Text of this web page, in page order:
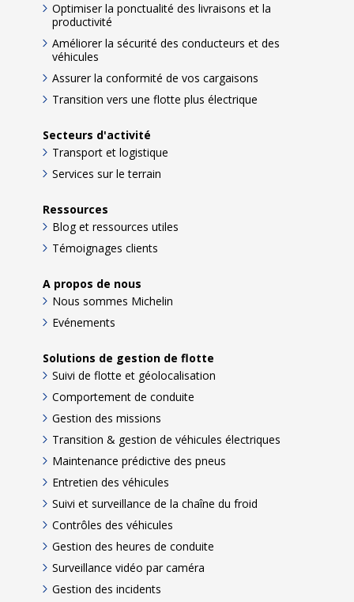
Optimiser la ponctualité des livraisons et la
productivité
Améliorer la sécurité des conducteurs et des
véhicules
Assurer la conformité de vos cargaisons
Transition vers une flotte plus électrique
Secteurs d'activité
Transport et logistique
Services sur le terrain
Ressources
Blog et ressources utiles
Témoignages clients
A propos de nous
Nous sommes Michelin
Evénements
Solutions de gestion de flotte
Suivi de flotte et géolocalisation
Comportement de conduite
Gestion des missions
Transition & gestion de véhicules électriques
Maintenance prédictive des pneus
Entretien des véhicules
Suivi et surveillance de la chaîne du froid
Contrôles des véhicules
Gestion des heures de conduite
Surveillance vidéo par caméra
Gestion des incidents